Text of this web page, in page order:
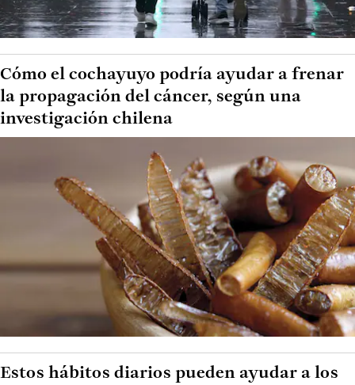
Cómo el cochayuyo podría ayudar a frenar
la propagación del cáncer, según una
investigación chilena
Estos hábitos diarios pueden ayudar a los